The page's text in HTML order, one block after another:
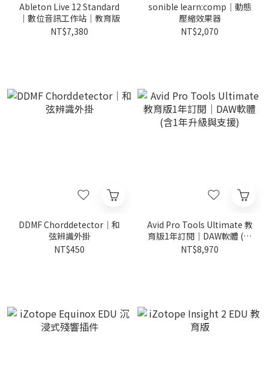
Ableton Live 12 Standard
｜數位音訊工作站｜教育版
NT$7,380
sonible learn:comp｜動態
壓縮效果器
NT$2,070
DDMF Chorddetector｜和
弦辨識外掛
NT$450
Avid Pro Tools Ultimate 教
育版1年訂閱｜DAW軟體 (含
1年升級與支援)
NT$8,970